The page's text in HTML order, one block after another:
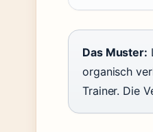
Das Muster:
organisch
Trainer. Die